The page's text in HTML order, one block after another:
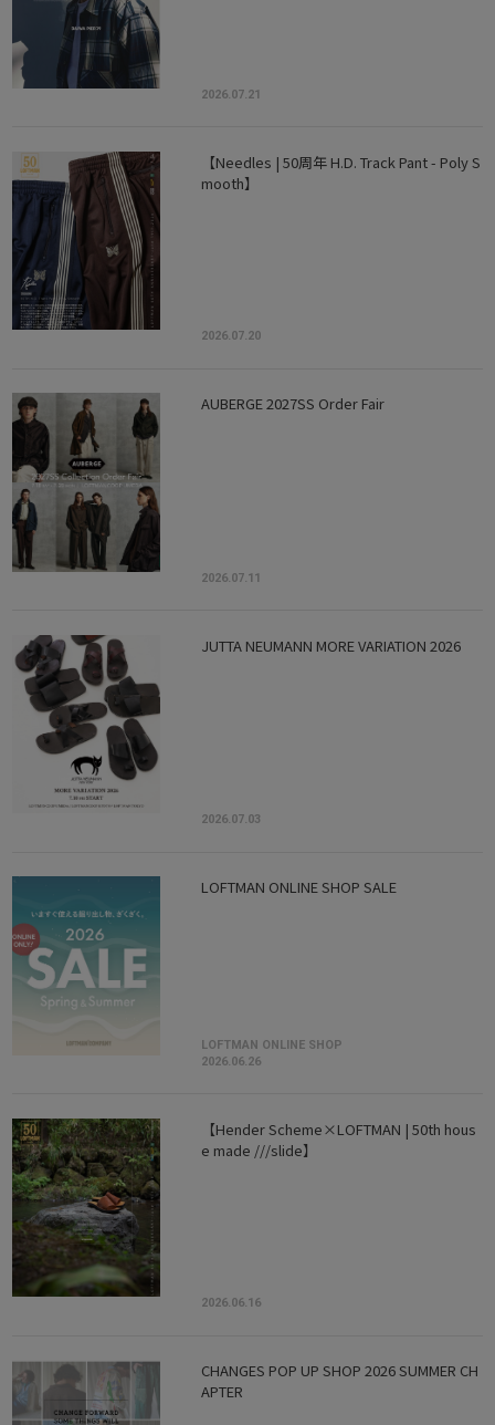
2026.07.21
【Needles | 50周年 H.D. Track Pant - Poly S
mooth】
2026.07.20
AUBERGE 2027SS Order Fair
2026.07.11
JUTTA NEUMANN MORE VARIATION 2026
2026.07.03
LOFTMAN ONLINE SHOP SALE
LOFTMAN ONLINE SHOP
2026.06.26
【Hender Scheme×LOFTMAN | 50th hous
e made ///slide】
2026.06.16
CHANGES POP UP SHOP 2026 SUMMER CH
APTER